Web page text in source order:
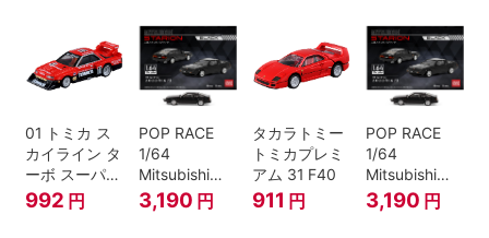
01 トミカ ス
カイライン タ
ーボ スーパー
シルエット
992 円
POP RACE
1/64
Mitsubishi
Starion Black
3,190 円
タカラトミー
トミカプレミ
アム 31 F40
911 円
POP RACE
1/64
Mitsubishi
Starion Black
3,190 円